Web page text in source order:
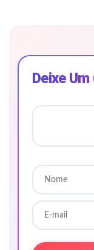
Deixe